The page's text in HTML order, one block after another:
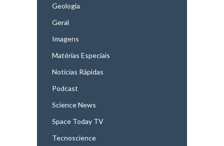
Geologia
Geral
Imagens
Matérias Especiais
Notícias Rápidas
Podcast
Science News
Space Today TV
Tecnoscience